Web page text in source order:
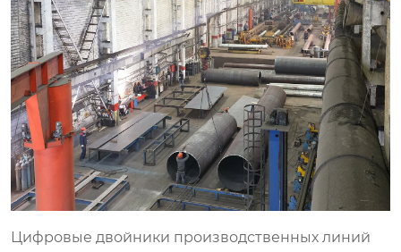
Цифровые двойники производственных линий